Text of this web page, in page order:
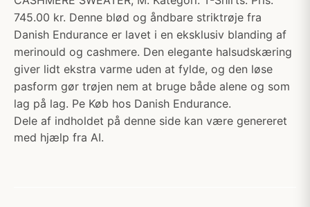
745.00 kr. Denne blød og åndbare striktrøje fra
Danish Endurance er lavet i en eksklusiv blanding af
merinould og cashmere. Den elegante halsudskæring
giver lidt ekstra varme uden at fylde, og den løse
pasform gør trøjen nem at bruge både alene og som
lag på lag. Pe Køb hos Danish Endurance.
Dele af indholdet på denne side kan være genereret
med hjælp fra AI.